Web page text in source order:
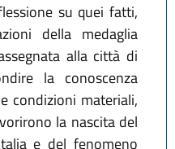
su quei fatti,
della medaglia
alla città di
la conoscenza
condizioni materiali,
la nascita del
e del fenomeno